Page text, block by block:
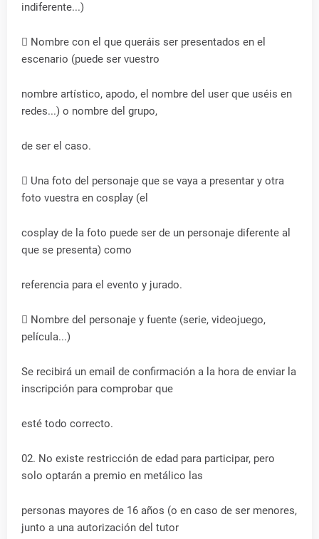
indiferente...)
 Nombre con el que queráis ser presentados en el
escenario (puede ser vuestro
nombre artístico, apodo, el nombre del user que uséis en
redes...) o nombre del grupo,
de ser el caso.
 Una foto del personaje que se vaya a presentar y otra
foto vuestra en cosplay (el
cosplay de la foto puede ser de un personaje diferente al
que se presenta) como
referencia para el evento y jurado.
 Nombre del personaje y fuente (serie, videojuego,
película...)
Se recibirá un email de confirmación a la hora de enviar la
inscripción para comprobar que
esté todo correcto.
02. No existe restricción de edad para participar, pero
solo optarán a premio en metálico las
personas mayores de 16 años (o en caso de ser menores,
junto a una autorización del tutor